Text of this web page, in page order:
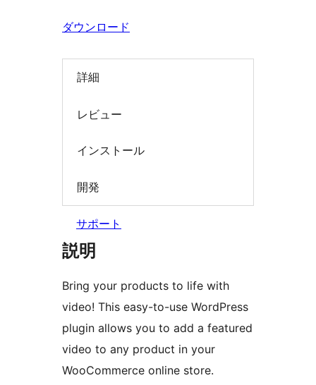
ダウンロード
詳細
レビュー
インストール
開発
サポート
説明
Bring your products to life with
video! This easy-to-use WordPress
plugin allows you to add a featured
video to any product in your
WooCommerce online store.